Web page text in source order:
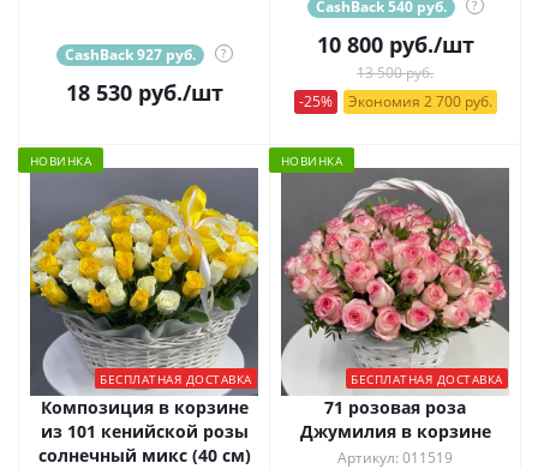
CashBack 927 руб. ?
18 530руб./шт
CashBack 540 руб. ?
10 800руб./шт
13 500 руб.
-25%
Экономия 2 700 руб.
НОВИНКА
БЕСПЛАТНАЯ ДОСТАВКА
Композиция в корзине
из 101 кенийской розы
солнечный микс (40 см)
НОВИНКА
БЕСПЛАТНАЯ ДОСТАВКА
71 розовая роза
Джумилия в корзине
Артикул: 011519